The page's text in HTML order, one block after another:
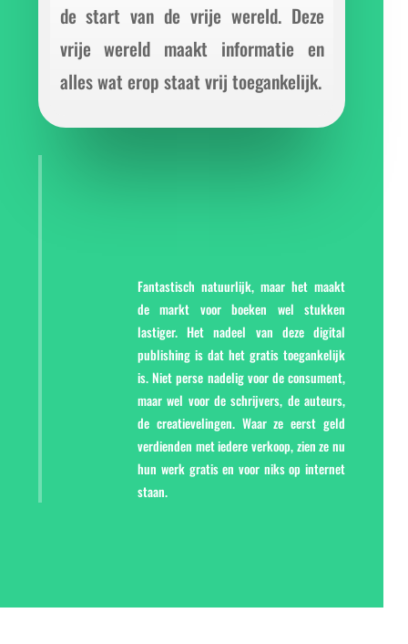
de start van de vrije wereld. Deze
vrije wereld maakt informatie en
alles wat erop staat vrij toegankelijk.
Fantastisch natuurlijk, maar het maakt
de markt voor boeken wel stukken
lastiger. Het nadeel van deze digital
publishing is dat het gratis toegankelijk
is. Niet perse nadelig voor de consument,
maar wel voor de schrijvers, de auteurs,
de creatievelingen. Waar ze eerst geld
verdienden met iedere verkoop, zien ze nu
hun werk gratis en voor niks op internet
staan.